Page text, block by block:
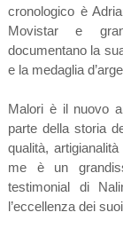
cronologico è
Movistar e
documentano la
e la medaglia
Malori è il nuovo
parte della storia
qualità,
me è un
testimonial di
l’eccellenza dei